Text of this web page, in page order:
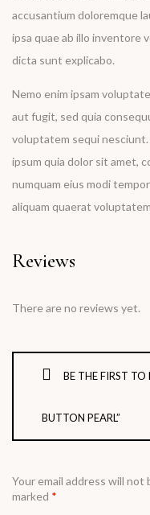
accusantium doloremque
ipsa quae ab illo inventore
dicta sunt explicabo.
Nemo enim ipsam
aut fugit, sed quia
voluptatem sequi
ipsum quia dolor sit amet,
numquam eius modi
aliquam quaerat
Reviews
There are no reviews yet.
BE THE FIRST TO
BUTTON PEARL”
Your email address will not
marked *